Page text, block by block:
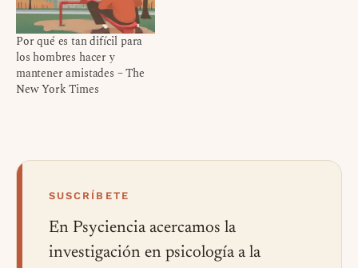
Por qué es tan difícil para
los hombres hacer y
mantener amistades – The
New York Times
SUSCRÍBETE
En Psyciencia acercamos la
investigación en psicología a la